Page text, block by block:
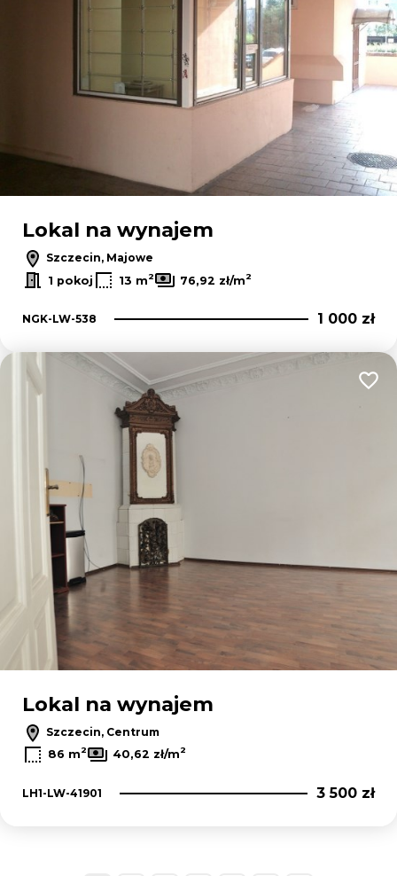
Lokal na wynajem
Szczecin, Majowe
1 pokoj
13 m2 76,92 zł/m2
NGK-LW-538 1 000 zł
Lokal na wynajem
Szczecin, Centrum
86 m2 40,62 zł/m2
LH1-LW-41901 3 500 zł